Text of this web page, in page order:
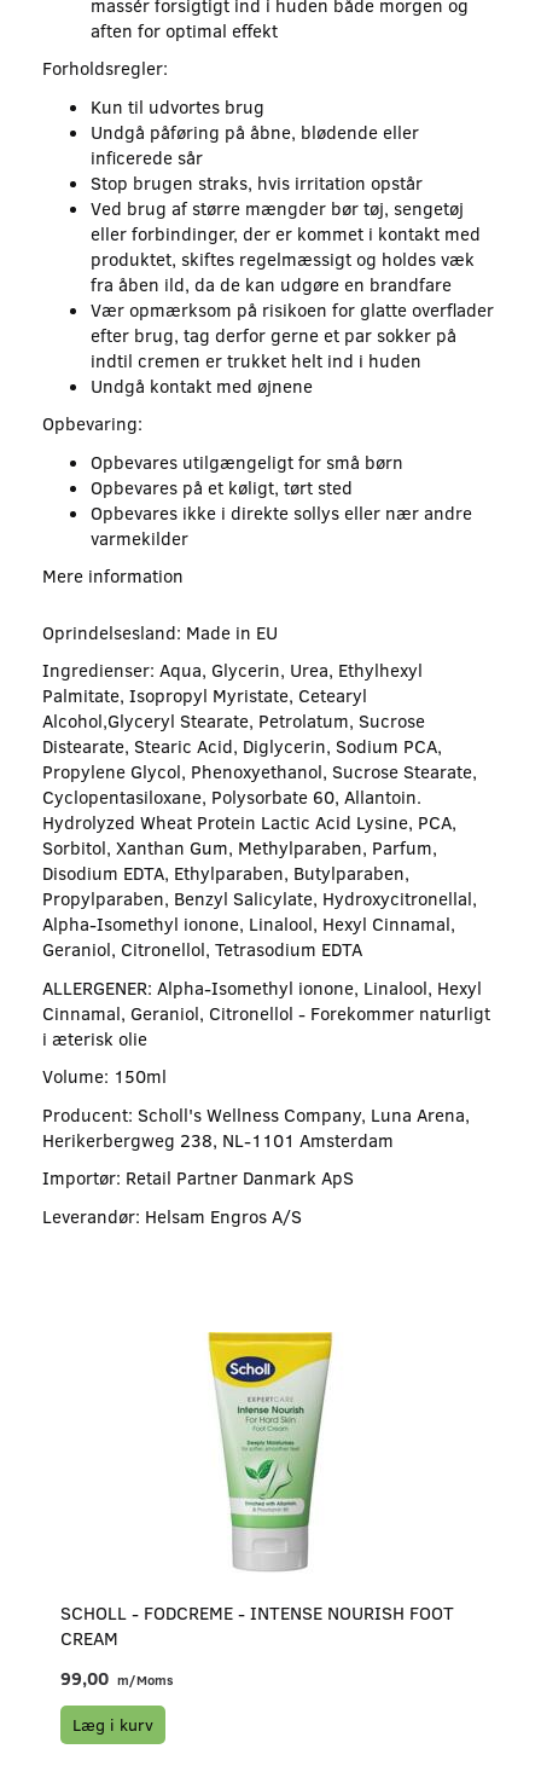
aften for optimal effekt
Forholdsregler:
Kun til udvortes brug
Undgå påføring på åbne, blødende eller
inficerede sår
Stop brugen straks, hvis irritation opstår
Ved brug af større mængder bør tøj, sengetøj
eller forbindinger, der er kommet i kontakt med
produktet, skiftes regelmæssigt og holdes væk
fra åben ild, da de kan udgøre en brandfare
Vær opmærksom på risikoen for glatte overflader
efter brug, tag derfor gerne et par sokker på
indtil cremen er trukket helt ind i huden
Undgå kontakt med øjnene
Opbevaring:
Opbevares utilgængeligt for små børn
Opbevares på et køligt, tørt sted
Opbevares ikke i direkte sollys eller nær andre
varmekilder
Mere information
Oprindelsesland: Made in EU
Ingredienser: Aqua, Glycerin, Urea, Ethylhexyl
Palmitate, Isopropyl Myristate, Cetearyl
Alcohol,Glyceryl Stearate, Petrolatum, Sucrose
Distearate, Stearic Acid, Diglycerin, Sodium PCA,
Propylene Glycol, Phenoxyethanol, Sucrose Stearate,
Cyclopentasiloxane, Polysorbate 60, Allantoin.
Hydrolyzed Wheat Protein Lactic Acid Lysine, PCA,
Sorbitol, Xanthan Gum, Methylparaben, Parfum,
Disodium EDTA, Ethylparaben, Butylparaben,
Propylparaben, Benzyl Salicylate, Hydroxycitronellal,
Alpha-Isomethyl ionone, Linalool, Hexyl Cinnamal,
Geraniol, Citronellol, Tetrasodium EDTA
ALLERGENER: Alpha-Isomethyl ionone, Linalool, Hexyl
Cinnamal, Geraniol, Citronellol - Forekommer naturligt
i æterisk olie
Volume: 150ml
Producent: Scholl's Wellness Company, Luna Arena,
Herikerbergweg 238, NL-1101 Amsterdam
Importør: Retail Partner Danmark ApS
Leverandør: Helsam Engros A/S
SCHOLL - FODCREME - INTENSE NOURISH FOOT
CREAM
99,00 m/Moms
Læg i kurv